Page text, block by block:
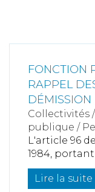
FONCTION
RAPPEL
Collectivités /
publique /
L'article 96
1984,
Lire la suite